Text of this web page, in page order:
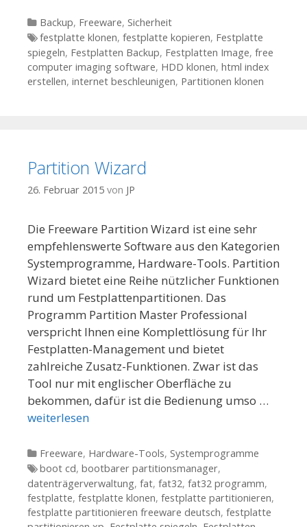
Kategorien
Backup, Freeware, Sicherheit
Tags
festplatte klonen, festplatte kopieren, Festplatte
spiegeln, Festplatten Backup, Festplatten Image, free
computer imaging software, HDD klonen, html index
erstellen, internet beschleunigen, Partitionen klonen
Partition Wizard
26. Februar 2015 von JP
Die Freeware Partition Wizard ist eine sehr
empfehlenswerte Software aus den Kategorien
Systemprogramme, Hardware-Tools. Partition
Wizard bietet eine Reihe nützlicher Funktionen
rund um Festplattenpartitionen. Das
Programm Partition Master Professional
verspricht Ihnen eine Komplettlösung für Ihr
Festplatten-Management und bietet
zahlreiche Zusatz-Funktionen. Zwar ist das
Tool nur mit englischer Oberfläche zu
bekommen, dafür ist die Bedienung umso …
weiterlesen
Kategorien
Freeware, Hardware-Tools, Systemprogramme
Tags
boot cd, bootbarer partitionsmanager,
datenträgerverwaltung, fat, fat32, fat32 programm,
festplatte, festplatte klonen, festplatte partitionieren,
festplatte partitionieren freeware deutsch, festplatte